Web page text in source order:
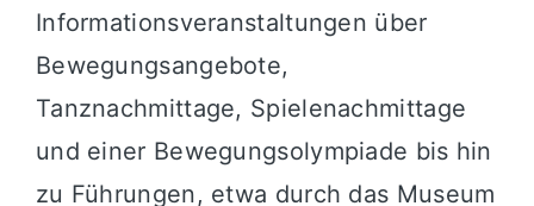
Informationsveranstaltungen über
Bewegungsangebote,
Tanznachmittage, Spielenachmittage
und einer Bewegungsolympiade bis hin
zu Führungen, etwa durch das Museum